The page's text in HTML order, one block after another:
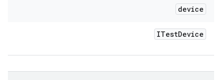
device
ITestDevice